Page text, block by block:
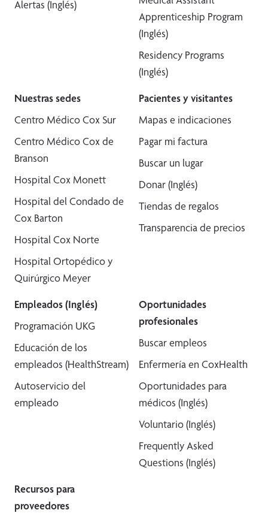
Alertas (Inglés)
Apprenticeship Program
(Inglés)
Residency Programs
(Inglés)
Nuestras sedes
Centro Médico Cox Sur
Centro Médico Cox de
Branson
Hospital Cox Monett
Hospital del Condado de
Cox Barton
Hospital Cox Norte
Hospital Ortopédico y
Quirúrgico Meyer
Pacientes y visitantes
Mapas e indicaciones
Pagar mi factura
Buscar un lugar
Donar (Inglés)
Tiendas de regalos
Transparencia de precios
Empleados (Inglés)
Programación UKG
Educación de los
empleados (HealthStream)
Autoservicio del
empleado
Oportunidades
profesionales
Buscar empleos
Enfermería en CoxHealth
Oportunidades para
médicos (Inglés)
Voluntario (Inglés)
Frequently Asked
Questions (Inglés)
Recursos para
proveedores